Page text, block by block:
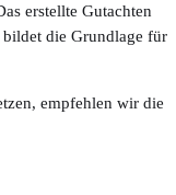
erstellte Gutachten
die Grundlage für
empfehlen wir die